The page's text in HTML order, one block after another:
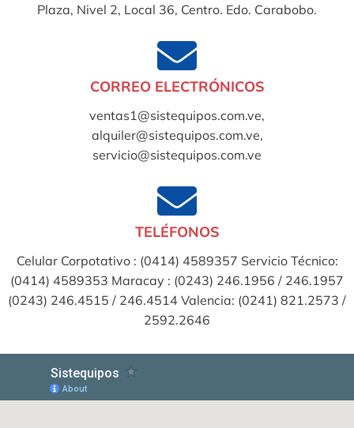
Plaza, Nivel 2, Local 36, Centro. Edo. Carabobo.
CORREO ELECTRÓNICOS
ventas1@sistequipos.com.ve,
alquiler@sistequipos.com.ve,
servicio@sistequipos.com.ve
TELÉFONOS
Celular Corpotativo : (0414) 4589357 Servicio Técnico:
(0414) 4589353 Maracay : (0243) 246.1956 / 246.1957
(0243) 246.4515 / 246.4514 Valencia: (0241) 821.2573 /
2592.2646